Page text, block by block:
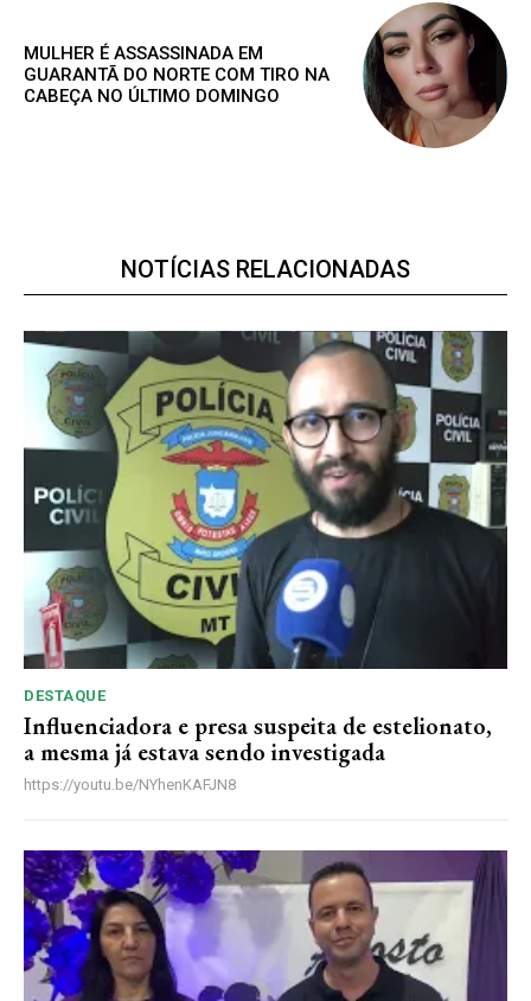
MULHER É ASSASSINADA EM
GUARANTÃ DO NORTE COM TIRO NA
CABEÇA NO ÚLTIMO DOMINGO
NOTÍCIAS RELACIONADAS
DESTAQUE
Influenciadora e presa suspeita de estelionato,
a mesma já estava sendo investigada
https://youtu.be/NYhenKAFJN8